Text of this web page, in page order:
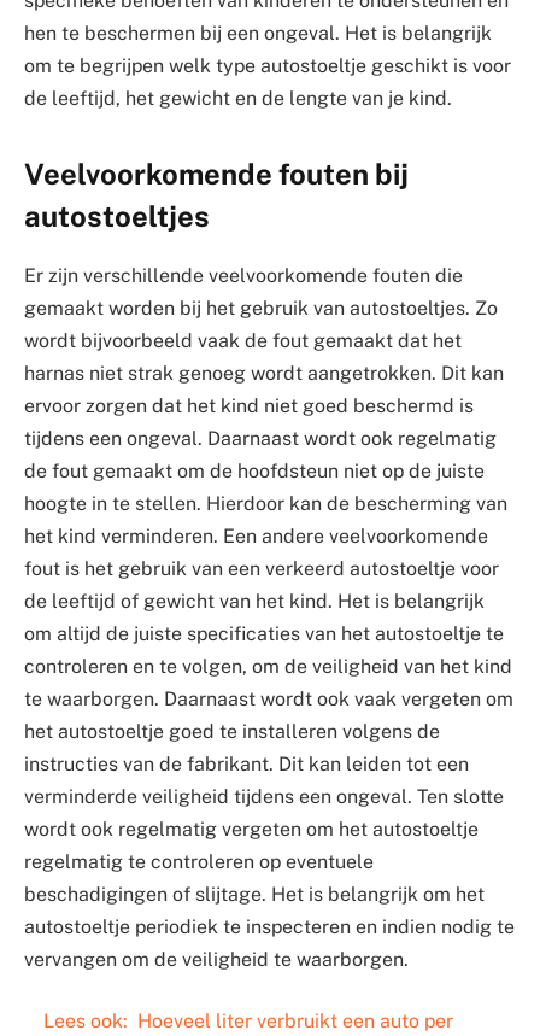
hen te beschermen bij een ongeval. Het is belangrijk
om te begrijpen welk type autostoeltje geschikt is voor
de leeftijd, het gewicht en de lengte van je kind.
Veelvoorkomende fouten bij
autostoeltjes
Er zijn verschillende veelvoorkomende fouten die
gemaakt worden bij het gebruik van autostoeltjes. Zo
wordt bijvoorbeeld vaak de fout gemaakt dat het
harnas niet strak genoeg wordt aangetrokken. Dit kan
ervoor zorgen dat het kind niet goed beschermd is
tijdens een ongeval. Daarnaast wordt ook regelmatig
de fout gemaakt om de hoofdsteun niet op de juiste
hoogte in te stellen. Hierdoor kan de bescherming van
het kind verminderen. Een andere veelvoorkomende
fout is het gebruik van een verkeerd autostoeltje voor
de leeftijd of gewicht van het kind. Het is belangrijk
om altijd de juiste specificaties van het autostoeltje te
controleren en te volgen, om de veiligheid van het kind
te waarborgen. Daarnaast wordt ook vaak vergeten om
het autostoeltje goed te installeren volgens de
instructies van de fabrikant. Dit kan leiden tot een
verminderde veiligheid tijdens een ongeval. Ten slotte
wordt ook regelmatig vergeten om het autostoeltje
regelmatig te controleren op eventuele
beschadigingen of slijtage. Het is belangrijk om het
autostoeltje periodiek te inspecteren en indien nodig te
vervangen om de veiligheid te waarborgen.
Lees ook: Hoeveel liter verbruikt een auto per